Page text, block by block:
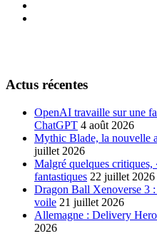
Actus récentes
OpenAI travaille sur une
ChatGPT 4 août 2026
Mythic Blade, la nouvelle
juillet 2026
Malgré quelques critiques,
fantastiques 22 juillet 2026
Dragon Ball Xenoverse 3
voile 21 juillet 2026
Allemagne : Delivery
2026